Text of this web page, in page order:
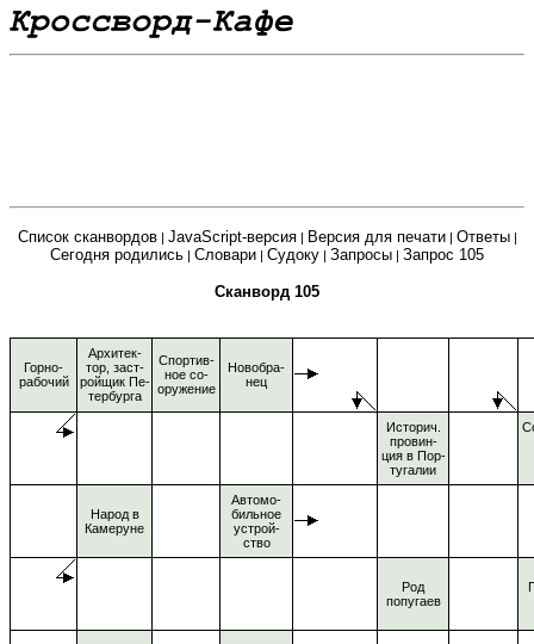
Список сканвордов| JavaScript-версия| Версия для печати| Ответы|
Сегодня родились | Словари | Судоку | Запросы | Запрос 105
Сканворд 105
Горно-
рабочий
Архитек-
тор, заст-
ройщик Пе-
тербурга
Спортив-
ное со-
оружение
Новобра-
нец
Историч.
провин-
ция в Пор-
тугалии
Народ в
Камеруне
Автомо-
бильное
устрой-
ство
Род
попугаев